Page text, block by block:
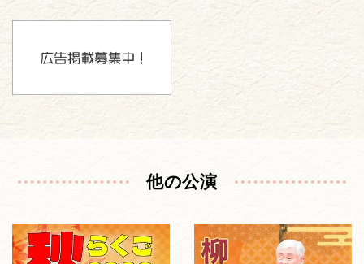
他の公演